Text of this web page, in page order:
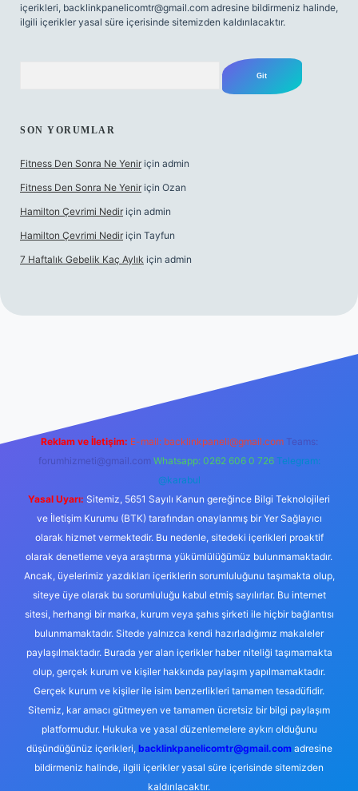
içerikleri, backlinkpanelicomtr@gmail.com adresine bildirmeniz halinde,
ilgili içerikler yasal süre içerisinde sitemizden kaldırılacaktır.
SON YORUMLAR
Fitness Den Sonra Ne Yenir için admin
Fitness Den Sonra Ne Yenir için Ozan
Hamilton Çevrimi Nedir için admin
Hamilton Çevrimi Nedir için Tayfun
7 Haftalık Gebelik Kaç Aylık için admin
Reklam ve İletişim: E-mail: backlinkpaneli@gmail.com Teams:
forumhizmeti@gmail.com Whatsapp: 0262 606 0 726 Telegram:
@karabul
Yasal Uyarı: Sitemiz, 5651 Sayılı Kanun gereğince Bilgi Teknolojileri
ve İletişim Kurumu (BTK) tarafından onaylanmış bir Yer Sağlayıcı
olarak hizmet vermektedir. Bu nedenle, sitedeki içerikleri proaktif
olarak denetleme veya araştırma yükümlülüğümüz bulunmamaktadır.
Ancak, üyelerimiz yazdıkları içeriklerin sorumluluğunu taşımakta olup,
siteye üye olarak bu sorumluluğu kabul etmiş sayılırlar. Bu internet
sitesi, herhangi bir marka, kurum veya şahıs şirketi ile hiçbir bağlantısı
bulunmamaktadır. Sitede yalnızca kendi hazırladığımız makaleler
paylaşılmaktadır. Burada yer alan içerikler haber niteliği taşımamakta
olup, gerçek kurum ve kişiler hakkında paylaşım yapılmamaktadır.
Gerçek kurum ve kişiler ile isim benzerlikleri tamamen tesadüfidir.
Sitemiz, kar amacı gütmeyen ve tamamen ücretsiz bir bilgi paylaşım
platformudur. Hukuka ve yasal düzenlemelere aykırı olduğunu
düşündüğünüz içerikleri, backlinkpanelicomtr@gmail.comadresine
bildirmeniz halinde, ilgili içerikler yasal süre içerisinde sitemizden
kaldırılacaktır.